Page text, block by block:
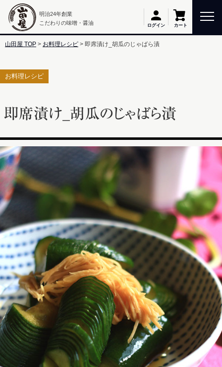
明治24年創業
こだわりの味噌・醤油
ログイン カート
山田屋 TOP お料理レシピ 即席漬け_胡瓜のじゃばら漬
お料理レシピ
即席漬け_胡瓜のじゃばら漬